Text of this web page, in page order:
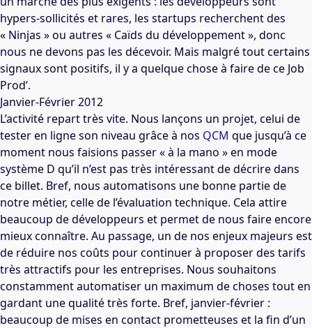
hypers-sollicités et rares, les startups recherchent des
« Ninjas » ou autres « Caïds du développement », donc
nous ne devons pas les décevoir. Mais malgré tout certains
signaux sont positifs, il y a quelque chose à faire de ce Job
Prod’.
Janvier-Février 2012
L’activité repart très vite. Nous lançons un projet, celui de
tester en ligne son niveau grâce à nos QCM que jusqu’à ce
moment nous faisions passer « à la mano » en mode
système D qu’il n’est pas très intéressant de décrire dans
ce billet. Bref, nous automatisons une bonne partie de
notre métier, celle de l’évaluation technique. Cela attire
beaucoup de développeurs et permet de nous faire encore
mieux connaître. Au passage, un de nos enjeux majeurs est
de réduire nos coûts pour continuer à proposer des tarifs
très attractifs pour les entreprises. Nous souhaitons
constamment automatiser un maximum de choses tout en
gardant une qualité très forte. Bref, janvier-février :
beaucoup de mises en contact prometteuses et la fin d’un